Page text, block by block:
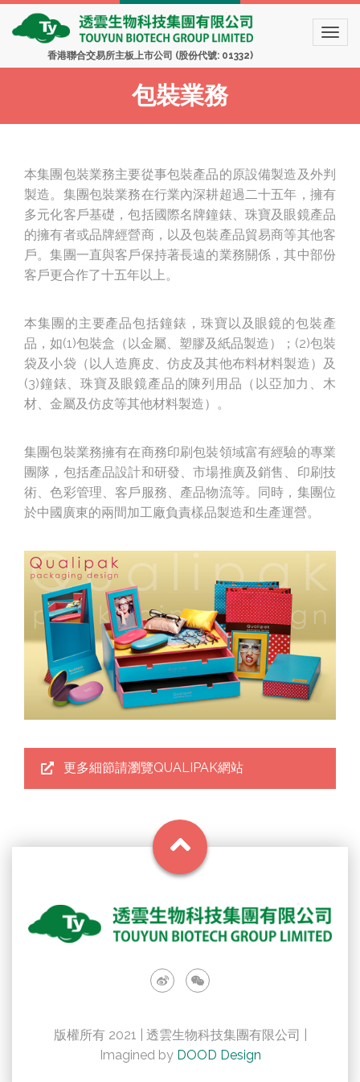
香港聯合交易所主板上市公司 (股份代號: 01332)
包裝業務
本集團包裝業務主要從事包裝產品的原設備製造及外判
製造。集團包裝業務在行業內深耕超過二十五年，擁有
多元化客戶基礎，包括國際名牌鐘錶、珠寶及眼鏡產品
的擁有者或品牌經營商，以及包裝產品貿易商等其他客
戶。集團一直與客戶保持著長遠的業務關係，其中部份
客戶更合作了十五年以上。
本集團的主要產品包括鐘錶，珠寶以及眼鏡的包裝產
品，如(1)包裝盒（以金屬、塑膠及紙品製造）；(2)包裝
袋及小袋（以人造麂皮、仿皮及其他布料材料製造）及
(3)鐘錶、珠寶及眼鏡產品的陳列用品（以亞加力、木
材、金屬及仿皮等其他材料製造）。
集團包裝業務擁有在商務印刷包裝領域富有經驗的專業
團隊，包括產品設計和研發、市場推廣及銷售、印刷技
術、色彩管理、客戶服務、產品物流等。同時，集團位
於中國廣東的兩間加工廠負責樣品製造和生產運營。
更多細節請瀏覽QUALIPAK網站
版權所有 2021 | 透雲生物科技集團有限公司 |
Imagined by DOOD Design